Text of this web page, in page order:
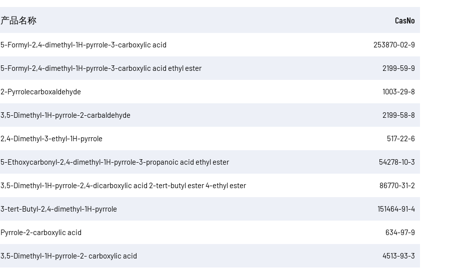
产品名称 CasNo
5-Formyl-2,4-dimethyl-1H-pyrrole-3-carboxylic acid 253870-02-9
5-Formyl-2,4-dimethyl-1H-pyrrole-3-carboxylic acid ethyl ester 2199-59-9
2-Pyrrolecarboxaldehyde 1003-29-8
3,5-Dimethyl-1H-pyrrole-2-carbaldehyde 2199-58-8
2,4-Dimethyl-3-ethyl-1H-pyrrole 517-22-6
5-Ethoxycarbonyl-2,4-dimethyl-1H-pyrrole-3-propanoic acid ethyl ester 54278-10-3
3,5-Dimethyl-1H-pyrrole-2,4-dicarboxylic acid 2-tert-butyl ester 4-ethyl ester 86770-31-2
3-tert-Butyl-2,4-dimethyl-1H-pyrrole 151464-91-4
Pyrrole-2-carboxylic acid 634-97-9
3,5-Dimethyl-1H-pyrrole-2- carboxylic acid 4513-93-3